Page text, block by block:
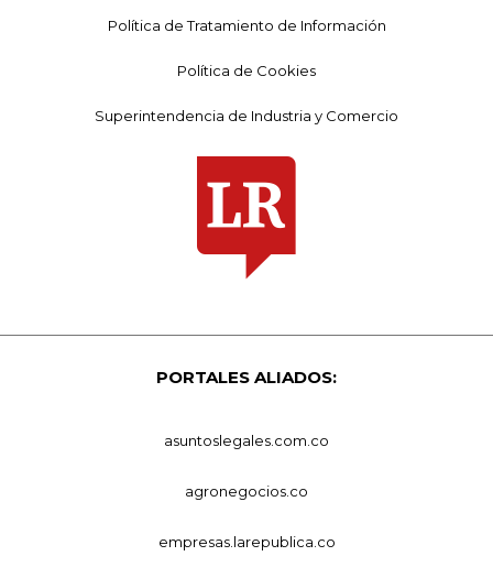
Política de Tratamiento de Información
Política de Cookies
Superintendencia de Industria y Comercio
PORTALES ALIADOS:
asuntoslegales.com.co
agronegocios.co
empresas.larepublica.co